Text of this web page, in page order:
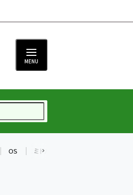
MENU
利の絆～
OS ミドルウェア